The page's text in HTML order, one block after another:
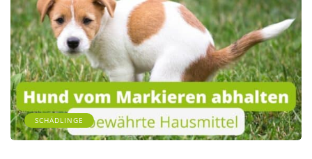
SCHÄDLINGE